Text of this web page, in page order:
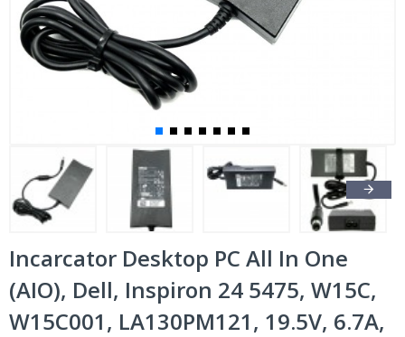
Incarcator Desktop PC All In One
(AIO), Dell, Inspiron 24 5475, W15C,
W15C001, LA130PM121, 19.5V, 6.7A,